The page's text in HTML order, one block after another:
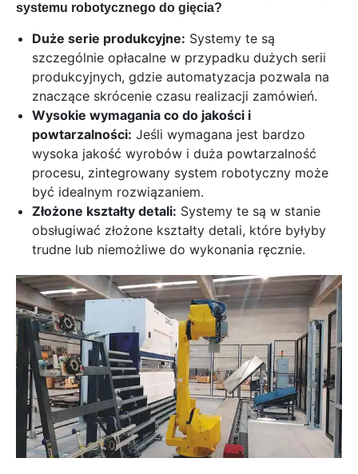
systemu robotycznego do gięcia?
Duże serie produkcyjne: Systemy te są
szczególnie opłacalne w przypadku dużych serii
produkcyjnych, gdzie automatyzacja pozwala na
znaczące skrócenie czasu realizacji zamówień.
Wysokie wymagania co do jakości i
powtarzalności: Jeśli wymagana jest bardzo
wysoka jakość wyrobów i duża powtarzalność
procesu, zintegrowany system robotyczny może
być idealnym rozwiązaniem.
Złożone kształty detali: Systemy te są w stanie
obsługiwać złożone kształty detali, które byłyby
trudne lub niemożliwe do wykonania ręcznie.